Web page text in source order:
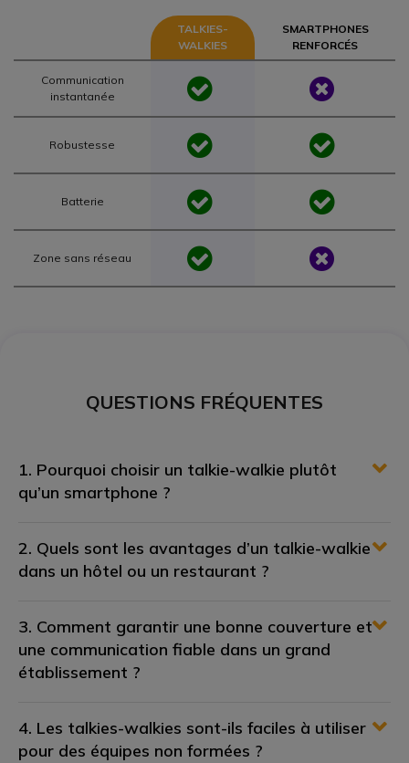
TALKIES-
WALKIES
SMARTPHONES
RENFORCÉS
Communication
instantanée
Robustesse
Batterie
Zone sans réseau
QUESTIONS FRÉQUENTES
1. Pourquoi choisir un talkie-walkie plutôt
qu’un smartphone ?
2. Quels sont les avantages d’un talkie-walkie
dans un hôtel ou un restaurant ?
3. Comment garantir une bonne couverture et
une communication fiable dans un grand
établissement ?
4. Les talkies-walkies sont-ils faciles à utiliser
pour des équipes non formées ?